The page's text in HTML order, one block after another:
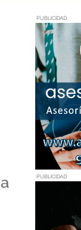
PUBLICIDAD
PUBLICIDAD